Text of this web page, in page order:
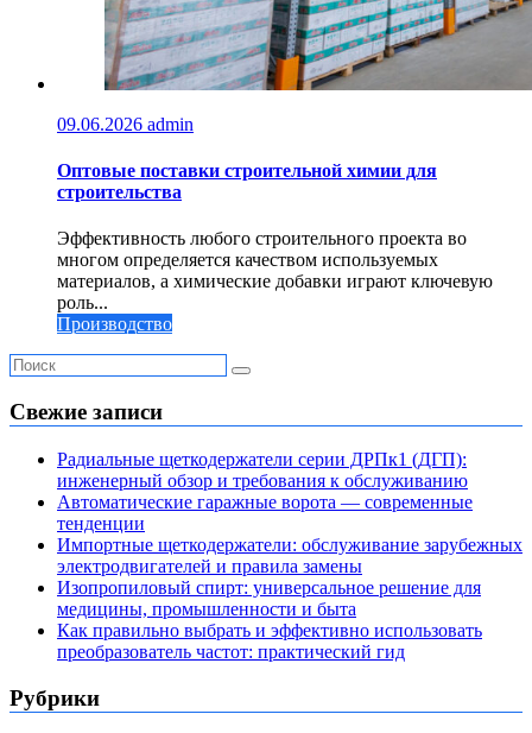
09.06.2026 admin
Оптовые поставки строительной химии для
строительства
Эффективность любого строительного проекта во
многом определяется качеством используемых
материалов, а химические добавки играют ключевую
роль...
Производство
Свежие записи
Радиальные щеткодержатели серии ДРПк1 (ДГП):
инженерный обзор и требования к обслуживанию
Автоматические гаражные ворота — современные
тенденции
Импортные щеткодержатели: обслуживание зарубежных
электродвигателей и правила замены
Изопропиловый спирт: универсальное решение для
медицины, промышленности и быта
Как правильно выбрать и эффективно использовать
преобразователь частот: практический гид
Рубрики